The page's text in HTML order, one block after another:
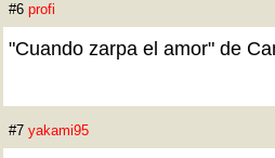
#6 profi
"Cuando zarpa el amor" de
#7 yakami95